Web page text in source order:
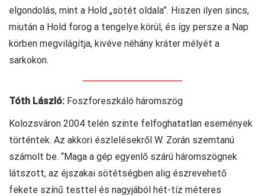
elgondolás, mint a Hold „sötét oldala”. Hiszen ilyen sincs,
miután a Hold forog a tengelye körül, és így persze a Nap
körben megvilágítja, kivéve néhány kráter mélyét a
sarkokon.
Tóth László: Foszforeszkáló háromszög
Kolozsváron 2004 telén szinte felfoghatatlan események
történtek. Az akkori észlelésekről W. Zorán szemtanú
számolt be. “Maga a gép egyenlő szárú háromszögnek
látszott, az éjszakai sötétségben alig észrevehető
fekete színű testtel és nagyjából hét-tíz méteres